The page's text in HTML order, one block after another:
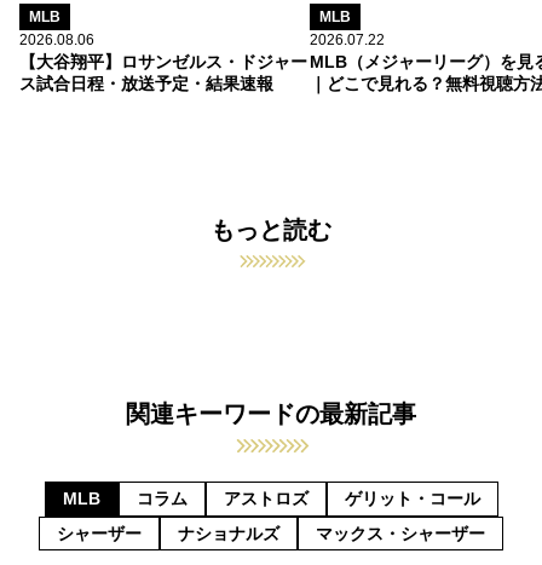
MLB
2026.08.06
【大谷翔平】ロサンゼルス・ドジャー
ス試合日程・放送予定・結果速報
MLB
2026.07.22
MLB（メジャーリーグ）を見
｜どこで見れる？無料視聴方
もっと読む
関連キーワードの最新記事
MLB コラム アストロズ
ゲリット・コール
シャーザー
ナショナルズ マックス・シャーザー